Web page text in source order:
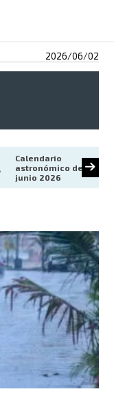
2026/06/02
Calendario
astronómico de
junio 2026